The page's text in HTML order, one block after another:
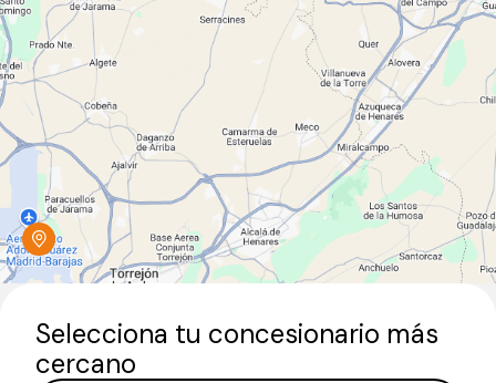
Selecciona tu concesionario más
cercano